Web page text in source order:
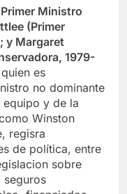
Ministro
(Primer
y Margaret
1979-
es
no dominante
y de la
Winston
regisra
de política, entre
sobre
seguros